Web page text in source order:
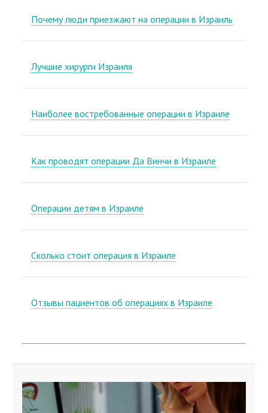
Почему люди приезжают на операции в Израиль
Лучшие хирурги Израиля
Наиболее востребованные операции в Израиле
Как проводят операции Да Винчи в Израиле
Операции детям в Израиле
Сколько стоит операция в Израиле
Отзывы пациентов об операциях в Израиле